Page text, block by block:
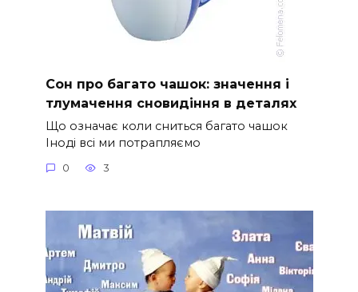
Сон про багато чашок: значення і
тлумачення сновидіння в деталях
Що означає коли сниться багато чашок
Іноді всі ми потрапляємо
0 3